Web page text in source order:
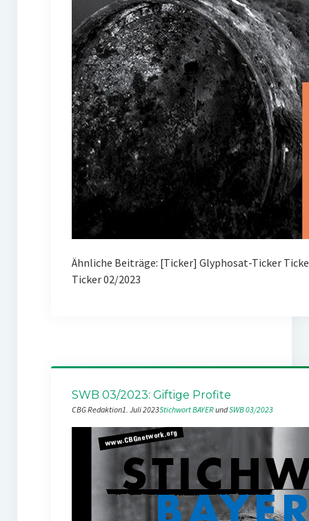
Ähnliche Beiträge: [Ticker] Glyphosat-Ticker
Ticker 02/2023
SWB 03/2023: Giftige Profite
CBG Redaktion1. Juli 2023Stichwort BAYER und SWB 03/2023